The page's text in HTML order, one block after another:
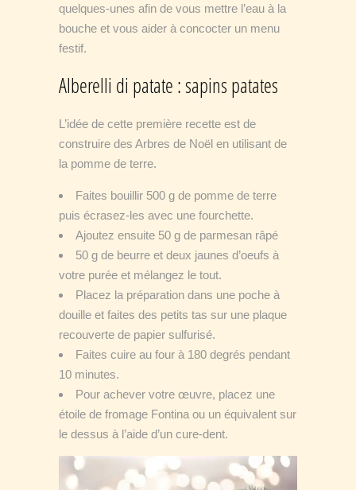
quelques-unes afin de vous mettre l’eau à la
bouche et vous aider à concocter un menu
festif.
Alberelli di patate : sapins patates
L’idée de cette première recette est de
construire des Arbres de Noël en utilisant de
la pomme de terre.
Faites bouillir 500 g de pomme de terre
puis écrasez-les avec une fourchette.
Ajoutez ensuite 50 g de parmesan râpé
50 g de beurre et deux jaunes d’oeufs à
votre purée et mélangez le tout.
Placez la préparation dans une poche à
douille et faites des petits tas sur une plaque
recouverte de papier sulfurisé.
Faites cuire au four à 180 degrés pendant
10 minutes.
Pour achever votre œuvre, placez une
étoile de fromage Fontina ou un équivalent sur
le dessus à l’aide d’un cure-dent.